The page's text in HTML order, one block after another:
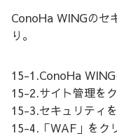
ConoHa WINGのセ
り。
15-1.ConoHa
15-2.サイト管理を
15-3.セキュリティ
15-4.「WAF」をク